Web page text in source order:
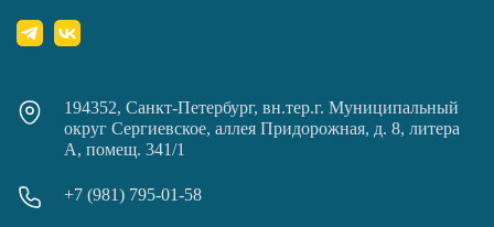
194352, Санкт-Петербург, вн.тер.г. Муниципальный
округ Сергиевское, аллея Придорожная, д. 8, литера
А, помещ. 341/1
+7 (981) 795-01-58